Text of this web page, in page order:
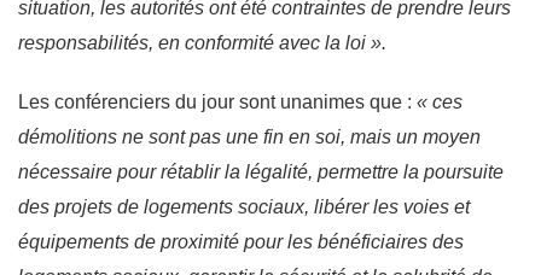
situation, les autorités ont été contraintes de prendre leurs
responsabilités, en conformité avec la loi ».
Les conférenciers du jour sont unanimes que : « ces
démolitions ne sont pas une fin en soi, mais un moyen
nécessaire pour rétablir la légalité, permettre la poursuite
des projets de logements sociaux, libérer les voies et
équipements de proximité pour les bénéficiaires des